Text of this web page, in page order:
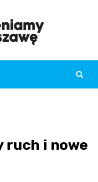
ruch i nowe